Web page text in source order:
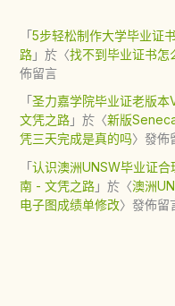
「5步轻松制作大学毕业证
路」於〈找不到毕业证书怎
佈留言
「圣力嘉学院毕业证老版
文凭之路」於〈新版
凭三天完成是真的吗〉發佈
「认识澳洲UNSW毕业证
南 - 文凭之路」於〈澳洲
电子图成绩单修改〉發佈留